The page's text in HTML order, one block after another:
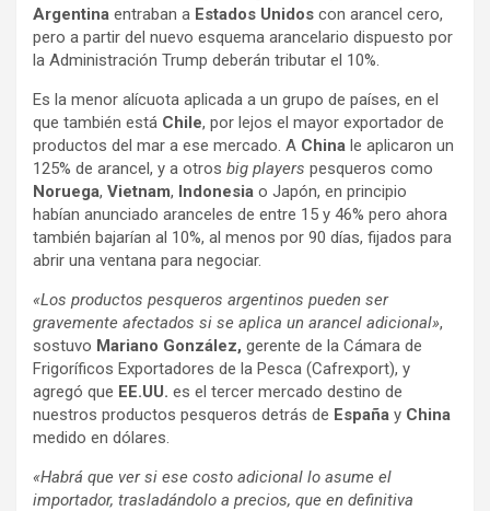
Argentina entraban a Estados Unidos con arancel cero,
pero a partir del nuevo esquema arancelario dispuesto por
la Administración Trump deberán tributar el 10%.
Es la menor alícuota aplicada a un grupo de países, en el
que también está Chile, por lejos el mayor exportador de
productos del mar a ese mercado. A China le aplicaron un
125% de arancel, y a otros big players pesqueros como
Noruega, Vietnam, Indonesia o Japón, en principio
habían anunciado aranceles de entre 15 y 46% pero ahora
también bajarían al 10%, al menos por 90 días, fijados para
abrir una ventana para negociar.
«Los productos pesqueros argentinos pueden ser
gravemente afectados si se aplica un arancel adicional»,
sostuvo Mariano González, gerente de la Cámara de
Frigoríficos Exportadores de la Pesca (Cafrexport), y
agregó que EE.UU. es el tercer mercado destino de
nuestros productos pesqueros detrás de España y China
medido en dólares.
«Habrá que ver si ese costo adicional lo asume el
importador, trasladándolo a precios, que en definitiva